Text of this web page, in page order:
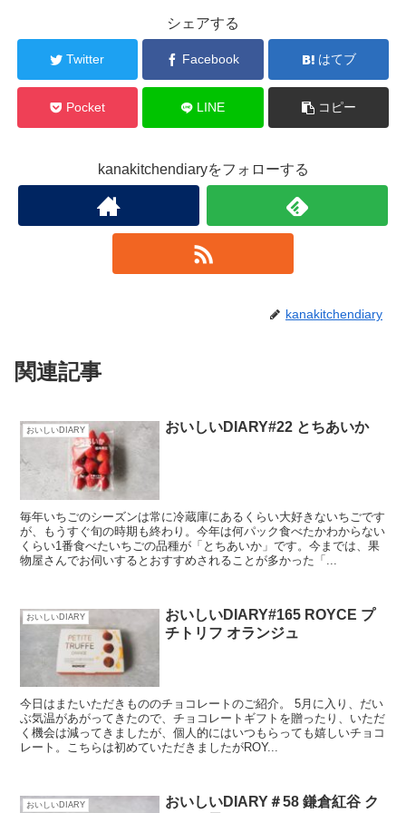
シェアする
Twitter Facebook はてブ
Pocket LINE コピー
kanakitchendiaryをフォローする
kanakitchendiary
関連記事
おいしいDIARY おいしいDIARY#22 とちあいか
毎年いちごのシーズンは常に冷蔵庫にあるくらい大好きないちごです
が、もうすぐ旬の時期も終わり。今年は何パック食べたかわからない
くらい1番食べたいちごの品種が「とちあいか」です。今までは、果
物屋さんでお伺いするとおすすめされることが多かった「...
おいしいDIARY
おいしいDIARY#165 ROYCE プ
チトリフ オランジュ
今日はまたいただきもののチョコレートのご紹介。 5月に入り、だい
ぶ気温があがってきたので、チョコレートギフトを贈ったり、いただ
く機会は減ってきましたが、個人的にはいつもらっても嬉しいチョコ
レート。こちらは初めていただきましたがROY...
おいしいDIARY
おいしいDIARY＃58 鎌倉紅谷 ク